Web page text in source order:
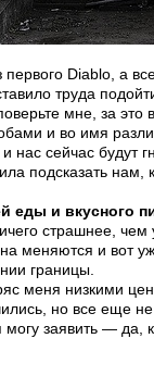
Diablo, а
труда
мне, за
и во имя
нас сейчас будут
подсказать нам,
еды и вкусного
страшнее, чем
меняются и вот
границы.
меня низкими
но все еще
могу заявить —